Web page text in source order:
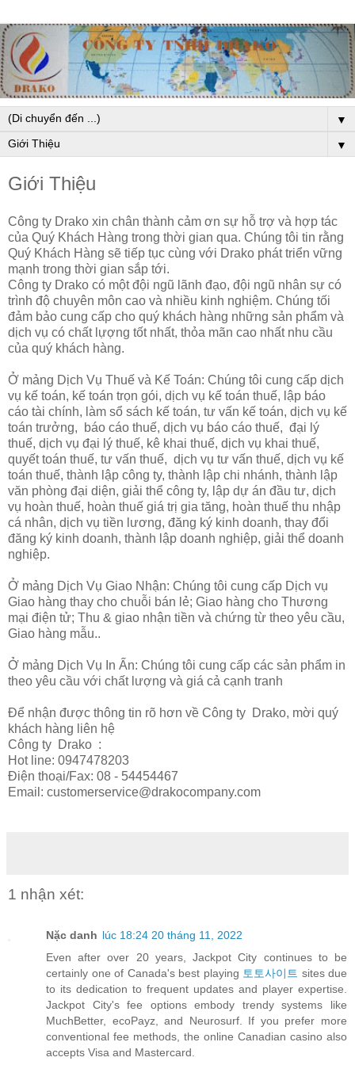
▼
▼
Giới Thiệu
Công ty Drako xin chân thành cảm ơn sự hỗ trợ và hợp tác
của Quý Khách Hàng trong thời gian qua. Chúng tôi tin rằng
Quý Khách Hàng sẽ tiếp tục cùng với Drako phát triển vững
mạnh trong thời gian sắp tới.
Công ty Drako có một đội ngũ lãnh đạo, đội ngũ nhân sự có
trình độ chuyên môn cao và nhiều kinh nghiệm. Chúng tối
đảm bảo cung cấp cho quý khách hàng những sản phẩm và
dịch vụ có chất lựợng tốt nhất, thỏa mãn cao nhất nhu cầu
của quý khách hàng.
Ở mảng Dịch Vụ Thuế và Kế Toán: Chúng tôi cung cấp dịch
vụ kế toán, kế toán trọn gói, dịch vụ kế toán thuế, lập báo
cáo tài chính, làm sổ sách kế toán, tư vấn kế toán, dịch vụ kế
toán trưởng, báo cáo thuế, dịch vụ báo cáo thuế, đại lý
thuế, dịch vụ đại lý thuế, kê khai thuế, dịch vụ khai thuế,
quyết toán thuế, tư vấn thuế, dịch vụ tư vấn thuế, dịch vụ kế
toán thuế, thành lập công ty, thành lập chi nhánh, thành lập
văn phòng đại diện, giải thể công ty, lập dự án đầu tư, dịch
vụ hoàn thuế, hoàn thuế giá trị gia tăng, hoàn thuế thu nhập
cá nhân, dịch vụ tiền lương, đăng ký kinh doanh, thay đổi
đăng ký kinh doanh, thành lập doanh nghiệp, giải thể doanh
nghiệp.
Ở mảng Dịch Vụ Giao Nhận: Chúng tôi cung cấp Dịch vụ
Giao hàng thay cho chuỗi bán lẻ; Giao hàng cho Thương
mại điện tử; Thu & giao nhận tiền và chứng từ theo yêu cầu,
Giao hàng mẫu..
Ở mảng Dịch Vụ In Ấn: Chúng tôi cung cấp các sản phẩm in
theo yêu cầu với chất lượng và giá cả cạnh tranh
Để nhận được thông tin rõ hơn về Công ty Drako, mời quý
khách hàng liên hệ
Công ty Drako :
Hot line: 0947478203
Điện thoại/Fax: 08 - 54454467
Email: customerservice@drakocompany.com
1 nhận xét:
Nặc danh lúc 18:24 20 tháng 11, 2022
Even after over 20 years, Jackpot City continues to be
certainly one of Canada's best playing 토토사이트 sites due
to its dedication to frequent updates and player expertise.
Jackpot City's fee options embody trendy systems like
MuchBetter, ecoPayz, and Neurosurf. If you prefer more
conventional fee methods, the online Canadian casino also
accepts Visa and Mastercard.